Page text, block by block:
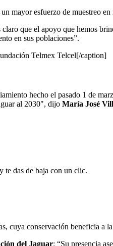
mayor esfuerzo de muestreo
claro que el apoyo que hemos
en sus poblaciones”.
Telmex Telcel[/caption]
hecho el pasado 1 de
al 2030", dijo María José
te das de baja con un clic.
cuya conservación beneficia a
del Jaguar: “Su presencia